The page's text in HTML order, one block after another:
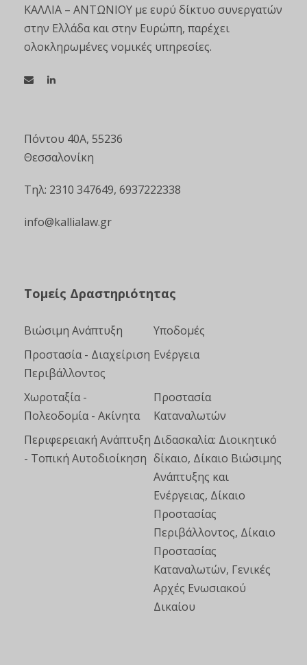
ΚΑΛΛΙΑ – ΑΝΤΩΝΙΟΥ με ευρύ δίκτυο συνεργατών
στην Ελλάδα και στην Ευρώπη, παρέχει
ολοκληρωμένες νομικές υπηρεσίες.
Πόντου 40Α, 55236
Θεσσαλονίκη
Τηλ: 2310 347649, 6937222338
info@kallialaw.gr
Τομείς Δραστηριότητας
Βιώσιμη Ανάπτυξη
Υποδομές
Προστασία - Διαχείριση
Περιβάλλοντος
Ενέργεια
Χωροταξία -
Πολεοδομία - Ακίνητα
Προστασία
Καταναλωτών
Περιφερειακή Ανάπτυξη
- Τοπική Αυτοδιοίκηση
Διδασκαλία: Διοικητικό
δίκαιο, Δίκαιο Βιώσιμης
Ανάπτυξης και
Ενέργειας, Δίκαιο
Προστασίας
Περιβάλλοντος, Δίκαιο
Προστασίας
Καταναλωτών, Γενικές
Αρχές Ενωσιακού
Δικαίου